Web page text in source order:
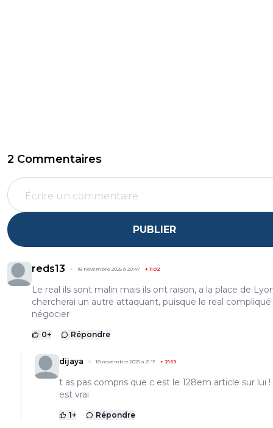
2 Commentaires
PUBLIER
reds13 18 novembre 2025 à 20:47 +1102
Le real ils sont malin mais ils ont raison, a la place de
chercherai un autre attaquant, puisque le real compliqué
négocier
0+ Répondre
dijaya 18 novembre 2025 à 21:15 + 2169
t as pas compris que c est le 128em article sur lui !
est vrai
1+ Répondre